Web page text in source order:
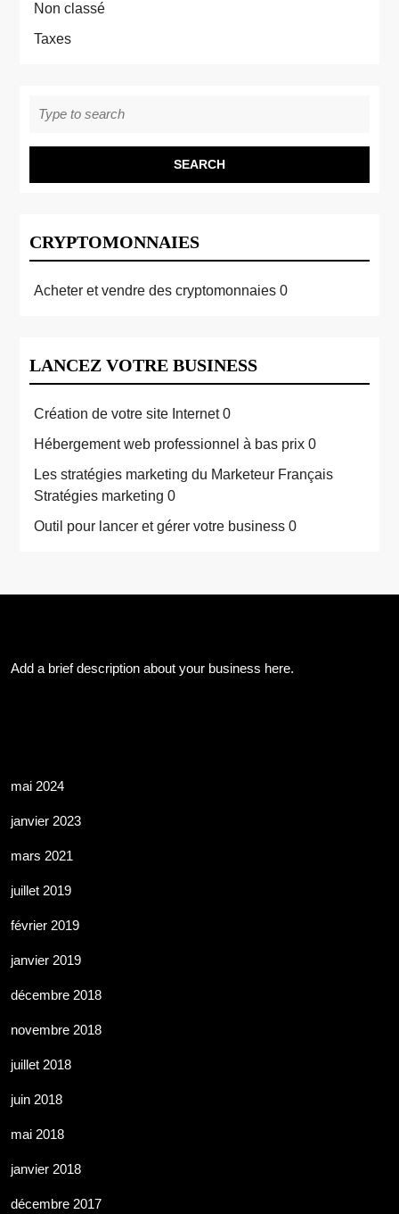
Non classé
Taxes
for:
CRYPTOMONNAIES
Acheter et vendre des cryptomonnaies 0
LANCEZ VOTRE BUSINESS
Création de votre site Internet0
Hébergement web professionnel à bas prix 0
Les stratégies marketing du Marketeur Français
Stratégies marketing 0
Outil pour lancer et gérer votre business 0
Add a brief description about your business here.
mai 2024
janvier 2023
mars 2021
juillet 2019
février 2019
janvier 2019
décembre 2018
novembre 2018
juillet 2018
juin 2018
mai 2018
janvier 2018
décembre 2017